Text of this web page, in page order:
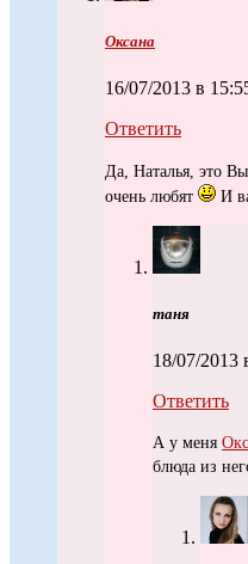
Оксана
16/07/2013 в
Ответить
Да, Наталья, это
очень любят
И
таня
18/07/2013
Ответить
А у меня
блюда из